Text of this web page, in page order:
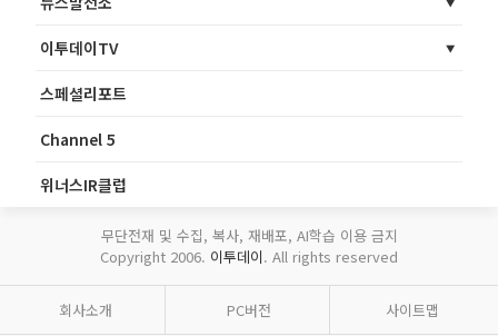
이투데이TV
스페셜리포트
Channel 5
위너스IR클럽
무단전재 및 수집, 복사, 재배포, AI학습 이용 금지
Copyright 2006. 이투데이. All rights reserved
회사소개 PC버전 사이트맵